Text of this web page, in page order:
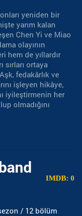
yeniden bir
yarım kalan
Chen Yi ve Miao
olayının
hem de yıllardır
sırları ortaya
fedakârlık ve
işleyen hikâye,
iyileştirmenin her
olmadığını
IMDB: 0
/ 12 bölüm